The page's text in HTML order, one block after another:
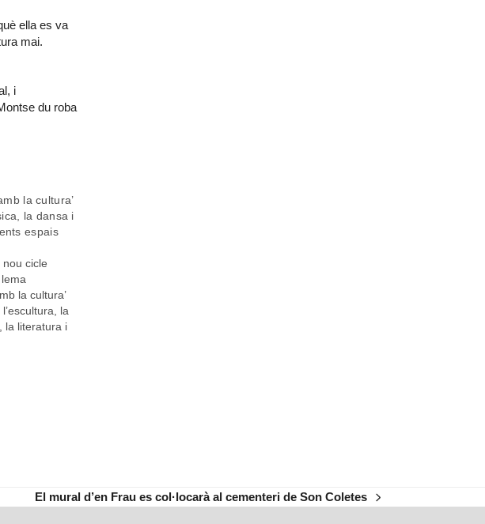
ella es va
mai.
i
du roba
la cultura’
la dansa i
espais
cicle
la cultura’
la
la literatura i
infantils a
fins
next
El mural d’en Frau es col·locarà al cementeri de Son Coletes